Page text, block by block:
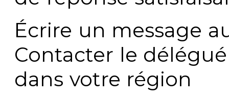
Écrire un message
Contacter le
dans votre région